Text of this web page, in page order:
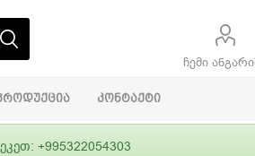
ჩემი
კონტაქტი
+995322054303